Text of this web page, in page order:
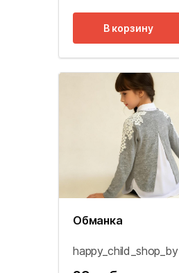
В корзину
Обманка
happy_child_shop_by